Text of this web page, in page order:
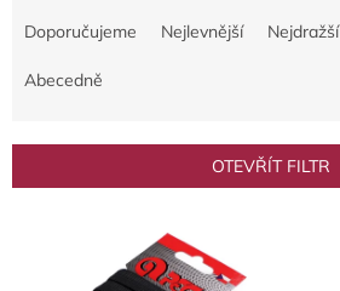
r
Doporučujeme Nejlevnější Nejdražší
Abecedně
OTEVŘÍT FILTR